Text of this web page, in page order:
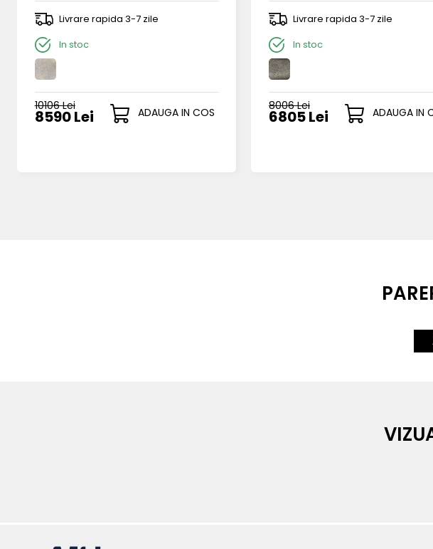
Livrare rapida 3-7 zile
In stoc
10106 Lei
8590 Lei ADAUGA IN COS
Livrare rapida 3-7 zile
In stoc
8006 Lei
6805 Lei ADAUGA IN